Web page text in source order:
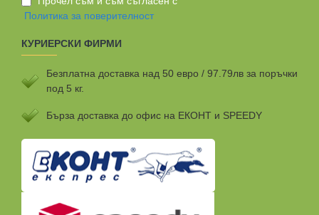
Политика за поверителност
КУРИЕРСКИ ФИРМИ
Безплатна доставка над 50 евро / 97.79лв за поръчки
под 5 кг.
Бързa доставка до офис на ЕКОНТ и SPEEDY